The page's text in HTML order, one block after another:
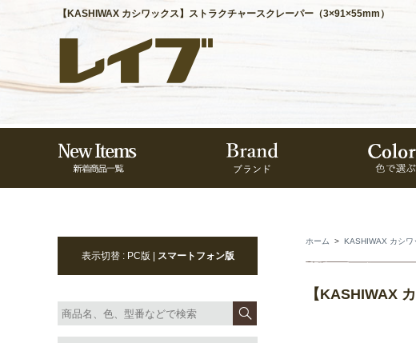
【KASHIWAX カシワックス】ストラクチャースクレーパー（3×91×55mm）
ホーム > KASHIWAX カシワ
【KASHIWAX
表示切替 : PC版 | スマートフォン版